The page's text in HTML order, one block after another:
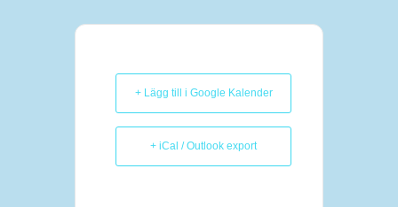
+ Lägg till i Google Kalender
+ iCal / Outlook export